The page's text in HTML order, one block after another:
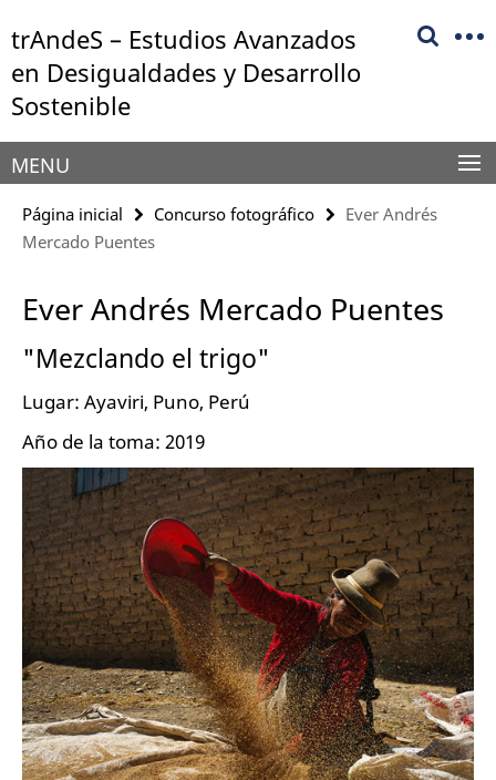
direkt
zu
Inhalt
trAndeS – Estudios Avanzados
en Desigualdades y Desarrollo
Sostenible
Herramientas
de
navegación
MENU
Página inicial Concurso fotográfico
Ever Andrés
Mercado Puentes
Ever Andrés Mercado Puentes
"Mezclando el trigo"
Lugar: Ayaviri, Puno, Perú
Año de la toma: 2019